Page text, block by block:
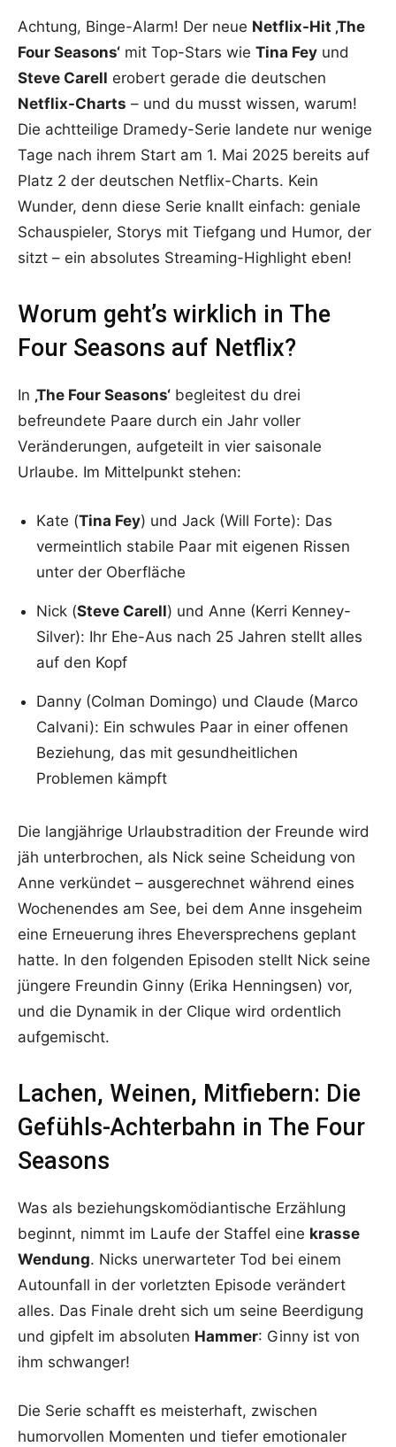
Achtung, Binge-Alarm! Der neue Netflix-Hit ‚The
Four Seasons‘ mit Top-Stars wie Tina Fey und
Steve Carell erobert gerade die deutschen
Netflix-Charts – und du musst wissen, warum!
Die achtteilige Dramedy-Serie landete nur wenige
Tage nach ihrem Start am 1. Mai 2025 bereits auf
Platz 2 der deutschen Netflix-Charts. Kein
Wunder, denn diese Serie knallt einfach: geniale
Schauspieler, Storys mit Tiefgang und Humor, der
sitzt – ein absolutes Streaming-Highlight eben!
Worum geht’s wirklich in The
Four Seasons auf Netflix?
In ‚The Four Seasons‘ begleitest du drei
befreundete Paare durch ein Jahr voller
Veränderungen, aufgeteilt in vier saisonale
Urlaube. Im Mittelpunkt stehen:
Kate (Tina Fey) und Jack (Will Forte): Das
vermeintlich stabile Paar mit eigenen Rissen
unter der Oberfläche
Nick (Steve Carell) und Anne (Kerri Kenney-
Silver): Ihr Ehe-Aus nach 25 Jahren stellt alles
auf den Kopf
Danny (Colman Domingo) und Claude (Marco
Calvani): Ein schwules Paar in einer offenen
Beziehung, das mit gesundheitlichen
Problemen kämpft
Die langjährige Urlaubstradition der Freunde wird
jäh unterbrochen, als Nick seine Scheidung von
Anne verkündet – ausgerechnet während eines
Wochenendes am See, bei dem Anne insgeheim
eine Erneuerung ihres Eheversprechens geplant
hatte. In den folgenden Episoden stellt Nick seine
jüngere Freundin Ginny (Erika Henningsen) vor,
und die Dynamik in der Clique wird ordentlich
aufgemischt.
Lachen, Weinen, Mitfiebern: Die
Gefühls-Achterbahn in The Four
Seasons
Was als beziehungskomödiantische Erzählung
beginnt, nimmt im Laufe der Staffel eine krasse
Wendung. Nicks unerwarteter Tod bei einem
Autounfall in der vorletzten Episode verändert
alles. Das Finale dreht sich um seine Beerdigung
und gipfelt im absoluten Hammer: Ginny ist von
ihm schwanger!
Die Serie schafft es meisterhaft, zwischen
humorvollen Momenten und tiefer emotionaler